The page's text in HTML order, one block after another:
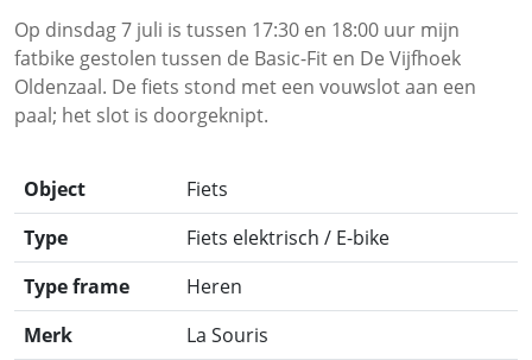
Op dinsdag 7 juli is tussen 17:30 en 18:00 uur mijn
fatbike gestolen tussen de Basic-Fit en De Vijfhoek
Oldenzaal. De fiets stond met een vouwslot aan een
paal; het slot is doorgeknipt.
Object
Fiets
Type
Fiets elektrisch / E-bike
Type frame
Heren
Merk
La Souris